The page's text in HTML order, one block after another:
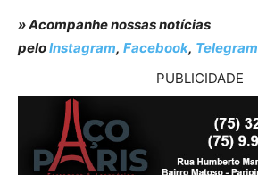
» Acompanhe nossas notícias
peloInstagram, Facebook, Telegram
PUBLICIDADE